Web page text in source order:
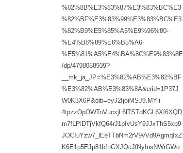
%82%8B%E3%83%87%E3%83%BC%E3
%82%BF%E3%83%99%E3%83%BC%E3
%82%B9%E5%85%A5%E9%96%80-
%E4%B8%89%E6%B5%A6-
%E5%81%A5%E4%BA%8C%E9%83%8E
/dp/4798058939?
__mk_ja_JP=%E3%82%AB%E3%82%BF
%E3%82%AB%E3%83%8A&crid=1P37J
W0K3X6P&dib=eyJ2IjoiMSJ9.MY-i-
4tpzzOpOWToVucxjL6lTSTdKGL6Xf6XQD
m7fLPiDTjVkfQ64rJ1pIvUsY9JJxThS5xb9
JOCIuYzw7_lEeTTbNm2rV9vVd9AgmqIxZ
K6E1p5EJp81bfnGXJQcJfNyInsNWrGWo